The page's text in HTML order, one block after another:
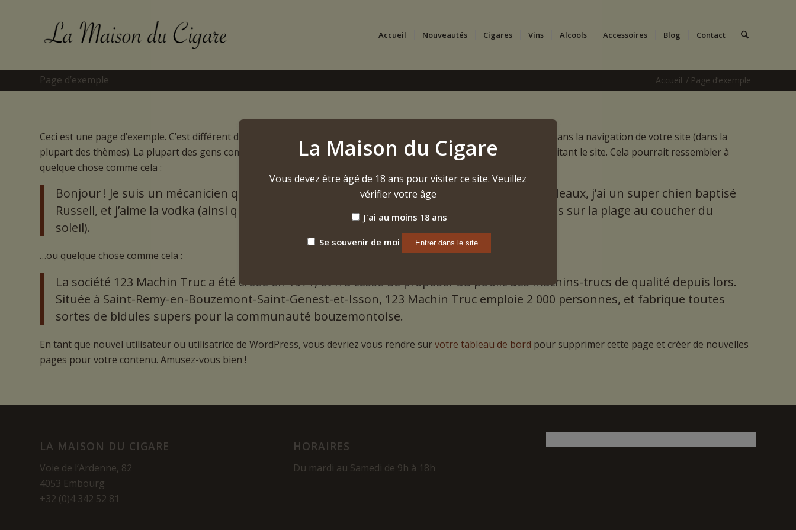
Accueil Nouveautés Cigares Vins Alcools Accessoires Blog Contact
Page d’exemple Accueil / Page d’exemple
Ceci est une page d’exemple. C’est différent d’un article de blog parce qu’elle restera au même endroit et apparaîtra dans la navigation de votre site (dans la
plupart des thèmes). La plupart des gens commencent par une page « À propos » qui les présente aux personnes visitant le site. Cela pourrait ressembler à
quelque chose comme cela :
Bonjour ! Je suis un mécanicien qui aspire à devenir acteur, et voici mon site. J’habite à Bordeaux, j’ai un super chien baptisé
Russell, et j’aime la vodka (ainsi qu’être surpris par la pluie soudaine lors de longues balades sur la plage au coucher du
soleil).
…ou quelque chose comme cela :
La société 123 Machin Truc a été créée en 1971, et n’a cessé de proposer au public des machins-trucs de qualité depuis lors.
Située à Saint-Remy-en-Bouzemont-Saint-Genest-et-Isson, 123 Machin Truc emploie 2 000 personnes, et fabrique toutes
sortes de bidules supers pour la communauté bouzemontoise.
En tant que nouvel utilisateur ou utilisatrice de WordPress, vous devriez vous rendre survotre tableau de bord pour supprimer cette page et créer de nouvelles
pages pour votre contenu. Amusez-vous bien !
LA MAISON DU CIGARE
Voie de l’Ardenne, 82
4053 Embourg
+32 (0)4 342 52 81
HORAIRES
Du mardi au Samedi de 9h à 18h
La Maison du Cigare
Vous devez être âgé de 18 ans pour visiter ce site. Veuillez
vérifier votre âge
J'ai au moins 18 ans
Se souvenir de moi